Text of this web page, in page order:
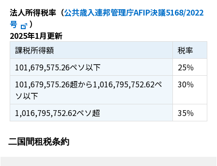
法人所得税率（公共歳入連邦管理庁AFIP決議5168/2022
号
）
2025年1月更新
課税所得額
税率
101,679,575.26ペソ以下
25％
101,679,575.26超から1,016,795,752.62ペ
ソ以下
30％
1,016,795,752.62ペソ超 35％
二国間租税条約